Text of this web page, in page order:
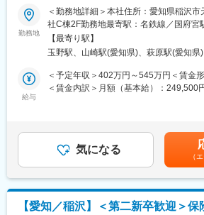
金業を中心に不動産投資、M&A、建築
入）や海外進出や経営コンサルティング
っています。
そのため景気変動リスクが少なく、より
＜組織の立ち上げ段階に携われる＞
当社は2022年2月設立のため、あらゆる
■業務内容：
当社が運営する来店型保険ショップの運
プの運営管理を行うＳＶのお仕事です。
＜具体的な業務内容＞
◎保険ショップの運営・接客
来店されたお客様への保険商品(生命保
提案を行います。
また、保険の契約手続き、保全関連業務
店長としてショップの運営管理、また
運営管理やスタッフのマネジメントを行
■就業環境：
体制で女性メンバー中心の構成です。
・残業時間は月平均10～20時間程度で、
勤務地
＜勤務地詳細＞本社住所：愛知県稲沢
社C棟2F勤務地最寄駅：名鉄線／国府宮
面禁煙変更の範囲：会社の定める事業所
【最寄り駅】
玉野駅、山崎駅(愛知県)、萩原駅(愛知県)
給与
＜予定年収＞402万円～545万円＜賃金
＜賃金内訳＞月額（基本給）：249,500
800,000～990,000(算定基礎額)賃金はあ
り、選考を通じて上下する可能性があり
気になる
（
【愛知／稲沢】＜第二新卒歓迎＞